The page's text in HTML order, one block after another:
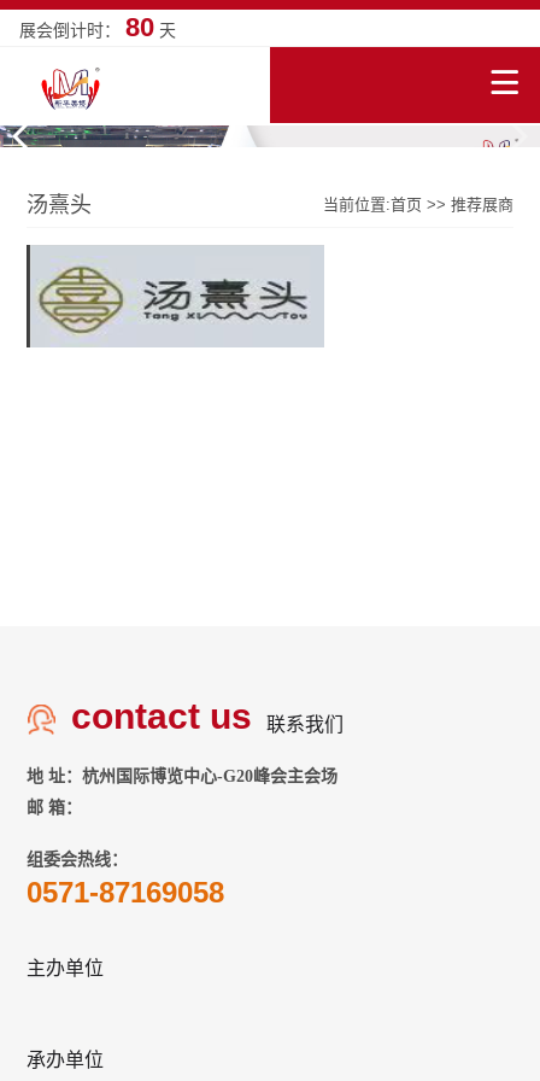
展会倒计时： 80 天
汤熹头 当前位置:首页 >> 推荐展商
contact us 联系我们
地 址：杭州国际博览中心-G20峰会主会场
邮 箱：
组委会热线：
0571-87169058
主办单位
承办单位